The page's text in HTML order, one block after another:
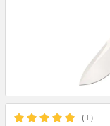
( 1 )